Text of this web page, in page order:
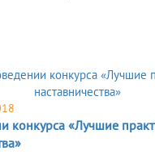
конкурса «Лучшие